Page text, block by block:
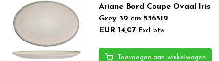
Ariane Bord Coupe Ovaal Iris
Grey 32 cm 536512
EUR 14,07
Excl. btw
Toevoegen aan winkelwagen